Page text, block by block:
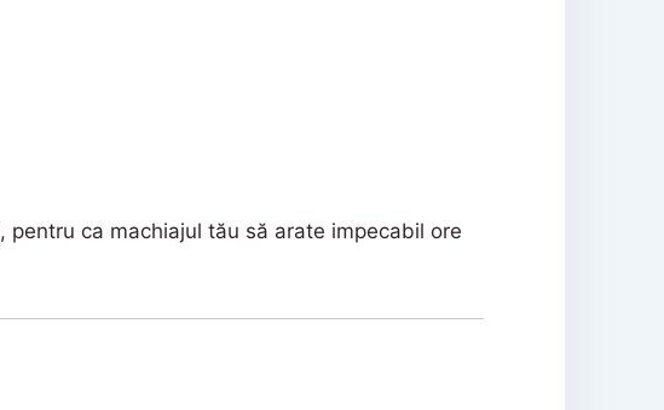
, pentru ca machiajul tău să arate impecabil ore